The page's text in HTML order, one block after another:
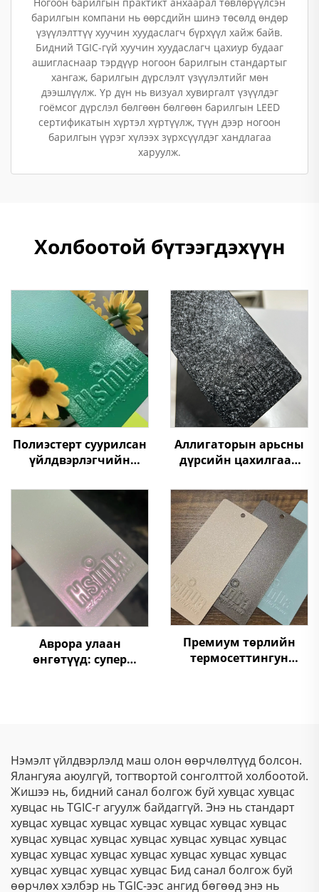
барилгын компани нь өөрсдийн шинэ төсөлд өндөр
үзүүлэлттүү хуучин хуудаслагч бүрхүүл хайж байв.
Бидний TGIC-гүй хуучин хуудаслагч цахиур будааг
ашигласнаар тэрдүүр ногоон барилгын стандартыг
хангаж, барилгын дүрслэлт үзүүлэлтийг мөн
дээшлүүлж. Үр дүн нь визуал хувиргалт үзүүлдэг
гоёмсог дүрслэл бөлгөөн бөлгөөн барилгын LEED
сертификатын хүртэл хүртүүлж, түүн дээр ногоон
барилгын үүрэг хүлээх зүрхсүүлдэг хандлагаа
харуулж.
Холбоотой бүтээгдэхүүн
Полиэстерт суурилсан
үйлдвэрлэгчийн
Цахилгаан шүүгээнд
зориулсан порошин
цацлага, Ногоон
барааны хувьд
автомашины будаг
Аллигаторын арьсны
дүрсийн цахилгаан
хуурай будаа,
мебелийн хувьд
өнгөнүүдийн хувьд
үлдэх хувилбарууд
Аврора улаан
өнгөтүүд: супер
металлик бляск, лазер
тусгалын эффекттүүд
Премиум төрлийн
термосеттингун
тогтвортой бүрхүүл,
ярк гадаад харагдац
ба орчинд нь
хохиромгүй
хамгаалалт
Нэмэлт үйлдвэрлэлд маш олон өөрчлөлтүүд болсон.
Ялангуяа аюулгүй, тогтвортой сонголттой холбоотой.
Жишээ нь, бидний санал болгож буй хувцас хувцас
хувцас нь TGIC-г агуулж байдаггүй. Энэ нь стандарт
хувцас хувцас хувцас хувцас хувцас хувцас хувцас
хувцас хувцас хувцас хувцас хувцас хувцас хувцас
хувцас хувцас хувцас хувцас хувцас хувцас хувцас
хувцас хувцас хувцас хувцас Бид санал болгож буй
өөрчлөх хэлбэр нь TGIC-ээс ангид бөгөөд энэ нь